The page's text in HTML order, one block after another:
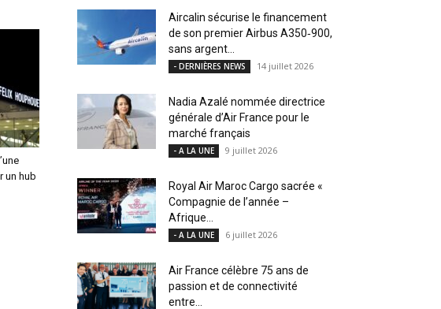
un hub
Aircalin sécurise le financement
de son premier Airbus A350‑900,
sans argent...
- DERNIÈRES NEWS 14 juillet 2026
Nadia Azalé nommée directrice
générale d’Air France pour le
marché français
- A LA UNE 9 juillet 2026
Royal Air Maroc Cargo sacrée «
Compagnie de l’année –
Afrique...
- A LA UNE 6 juillet 2026
Air France célèbre 75 ans de
passion et de connectivité
entre...